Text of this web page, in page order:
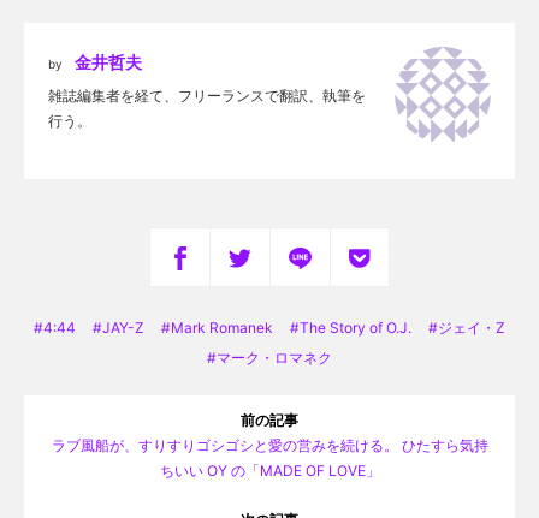
by 金井哲夫
雑誌編集者を経て、フリーランスで翻訳、執筆を
行う。
4:44 JAY-Z Mark Romanek The Story of O.J.
ジェイ・Z
マーク・ロマネク
前の記事
ラブ風船が、すりすりゴシゴシと愛の営みを続ける。 ひたすら気持
ちいい OY の「MADE OF LOVE」